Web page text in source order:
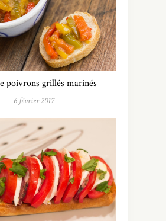
poivrons grillés marinés
6 février 2017